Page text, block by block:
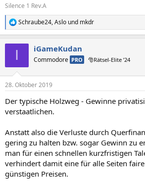
Silence 1 Rev.A
R
e
e
:
Schraube24,Aslo und mkdr
I iGameKudan
Commodore PRO 🎅Rätsel-Elite ’24
28. Oktober 2019
Der typische Holzweg - Gewinne
verstaatlichen.
Anstatt also die Verluste durch
gering zu halten bzw. sogar Gewinn zu
man für einen schnellen kurzfristigen
verhindert damit eine für alle Seiten
günstigen Preisen.